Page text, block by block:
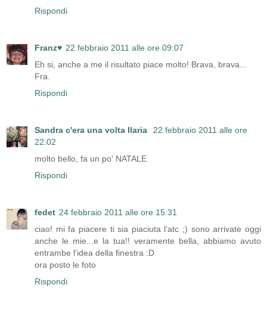
Rispondi
Franz♥ 22 febbraio 2011 alle ore 09:07
Eh si, anche a me il risultato piace molto! Brava, brava...
Fra.
Rispondi
Sandra c'era una volta Ilaria
22 febbraio 2011 alle ore
22:02
molto bello, fa un po' NATALE
Rispondi
fedet 24 febbraio 2011 alle ore 15:31
ciao! mi fa piacere ti sia piaciuta l'atc ;) sono arrivate oggi
anche le mie...e la tua!! veramente bella, abbiamo avuto
entrambe l'idea della finestra :D
ora posto le foto
Rispondi